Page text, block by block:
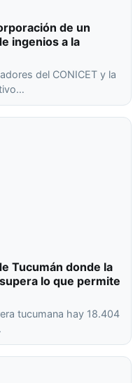
de un
ingenios a la
del CONICET y la
Tucumán donde la
lo que permite
tucumana hay 18.404